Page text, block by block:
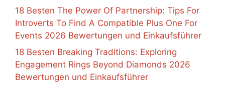
18 Besten The Power Of Partnership: Tips For
Introverts To Find A Compatible Plus One For
Events 2026 Bewertungen und Einkaufsführer
18 Besten Breaking Traditions: Exploring
Engagement Rings Beyond Diamonds 2026
Bewertungen und Einkaufsführer